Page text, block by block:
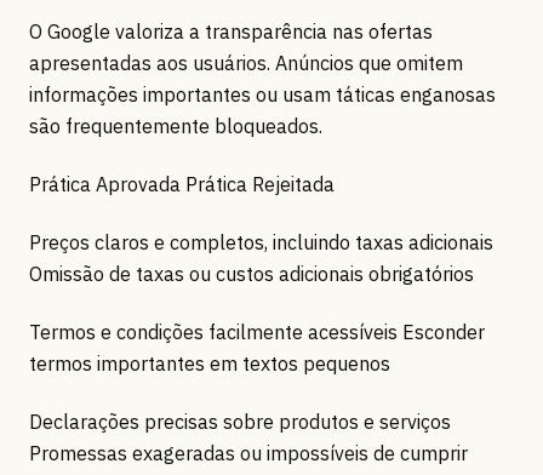
O Google valoriza a transparência nas ofertas
apresentadas aos usuários. Anúncios que omitem
informações importantes ou usam táticas enganosas
são frequentemente bloqueados.
Prática Aprovada Prática Rejeitada
Preços claros e completos, incluindo taxas adicionais
Omissão de taxas ou custos adicionais obrigatórios
Termos e condições facilmente acessíveis Esconder
termos importantes em textos pequenos
Declarações precisas sobre produtos e serviços
Promessas exageradas ou impossíveis de cumprir